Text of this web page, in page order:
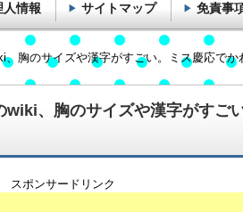
wiki、胸のサイズや漢字がすご
スポンサードリンク
胸のサイズや漢字がすごい。ミス慶応でか
人情報 サイトマップ 免責事